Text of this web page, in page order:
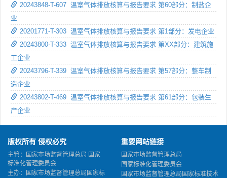
20243848-T-607 温室气体排放核算与报告要求 第60部分：制盐企
业
20201771-T-303 温室气体排放核算与报告要求 第1部分：发电企业
20243800-T-333 温室气体排放核算与报告要求 第XX部分：建筑施
工企业
20243796-T-339 温室气体排放核算与报告要求 第57部分：整车制
造企业
20243802-T-469 温室气体排放核算与报告要求 第61部分：包装生
产企业
版权所有 侵权必究
主管：国家市场监督管理总局 国家
标准化管理委员会
主办：国家市场监督管理总局国家标
重要网站链接
国家市场监督管理总局
国家标准化管理委员会
国家市场监督管理总局国家标准技术